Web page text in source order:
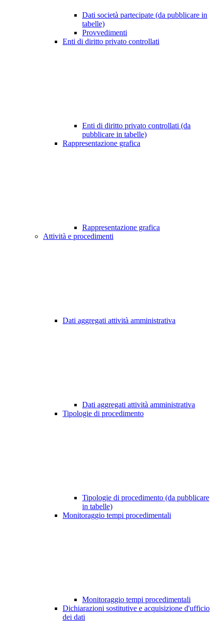
Dati società partecipate (da pubblicare in
tabelle)
Provvedimenti
Enti di diritto privato controllati
Enti di diritto privato controllati (da
pubblicare in tabelle)
Rappresentazione grafica
Rappresentazione grafica
Attività e procedimenti
Dati aggregati attività amministrativa
Dati aggregati attività amministrativa
Tipologie di procedimento
Tipologie di procedimento (da pubblicare
in tabelle)
Monitoraggio tempi procedimentali
Monitoraggio tempi procedimentali
Dichiarazioni sostitutive e acquisizione d'ufficio
dei dati